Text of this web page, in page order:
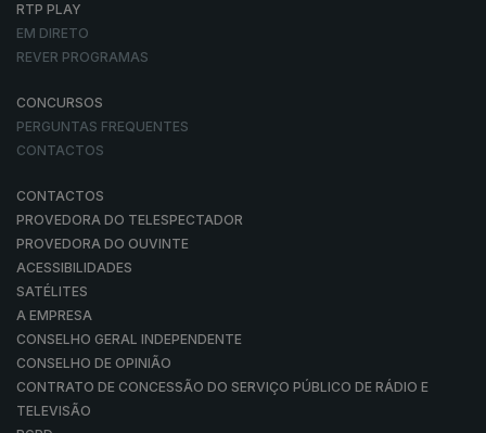
RTP PLAY
EM DIRETO
REVER PROGRAMAS
CONCURSOS
PERGUNTAS FREQUENTES
CONTACTOS
CONTACTOS
PROVEDORA DO TELESPECTADOR
PROVEDORA DO OUVINTE
ACESSIBILIDADES
SATÉLITES
A EMPRESA
CONSELHO GERAL INDEPENDENTE
CONSELHO DE OPINIÃO
CONTRATO DE CONCESSÃO DO SERVIÇO PÚBLICO DE RÁDIO E
TELEVISÃO